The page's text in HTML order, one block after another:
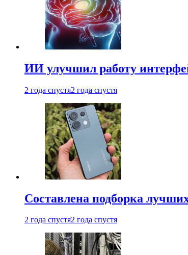
ИИ улучшил работу
2 года спустя2 года спустя
Составлена подборка
2 года спустя2 года спустя